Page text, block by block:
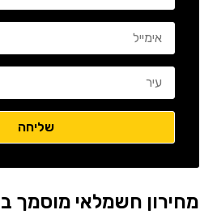
מחירון חשמלאי מוסמך